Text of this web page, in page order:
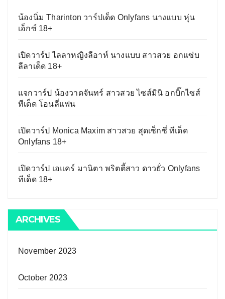
น้องนิ่ม Tharinton วาร์ปเด็ด Onlyfans นางแบบ หุ่น
เอ็กซ์ 18+
เปิดวาร์ป ไลลาหญิงลีอาห์ นางแบบ สาวสวย อกแซ่บ
ลีลาเด็ด 18+
แจกวาร์ป น้องวาดจันทร์ สาวสวย ไซส์มินิ อกบิ๊กไซส์
ทีเด็ด โอนลี่แฟน
เปิดวาร์ป Monica Maxim สาวสวย สุดเซ็กซี่ ทีเด็ด
Onlyfans 18+
เปิดวาร์ป เอแคร์ มานิตา พริตตี้สาว ดาวยั่ว Onlyfans
ทีเด็ด 18+
ARCHIVES
November 2023
October 2023